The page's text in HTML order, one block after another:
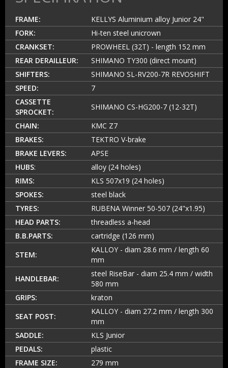
FRAME:
KELLYS Aluminium alloy Junior 24"
FORK:
Hi-ten steel unicrown
CRANKSET:
PROWHEEL (32T) - length 152 mm
REAR DERAILLEUR:
SHIMANO TY300 (direct mount)
SHIFTERS:
SHIMANO SL-RV200-7R REVOSHIFT
SPEED:
7
CASSETTE
SPROCKET:
SHIMANO CS-HG200-7 (12-32T)
CHAIN:
KMC Z7
BRAKES:
TEKTRO V-brake
BRAKE LEVERS:
APSE
HUBS:
alloy (24 holes)
RIMS:
KLS 507x19 (24 holes)
SPOKES:
steel black
TYRES:
RUBENA Winner 50-507 (24"x1.95)
HEAD PARTS:
threadless a-head
B.B.PARTS:
cartridge (126 mm)
STEM:
KALLOY - diam 28.6 mm / length 60
mm
HANDLEBAR:
steel RiseBar - diam 25.4 mm / width
580 mm
GRIPS:
kraton
SEAT POST:
KALLOY - diam 27.2 mm / length 300
mm
SADDLE:
KLS Junior
PEDALS:
plastic
FRAME SIZE:
279 mm